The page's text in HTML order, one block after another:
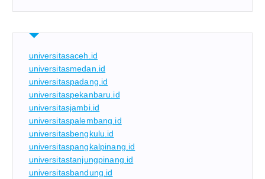
universitasaceh.id
universitasmedan.id
universitaspadang.id
universitaspekanbaru.id
universitasjambi.id
universitaspalembang.id
universitasbengkulu.id
universitaspangkalpinang.id
universitastanjungpinang.id
universitasbandung.id